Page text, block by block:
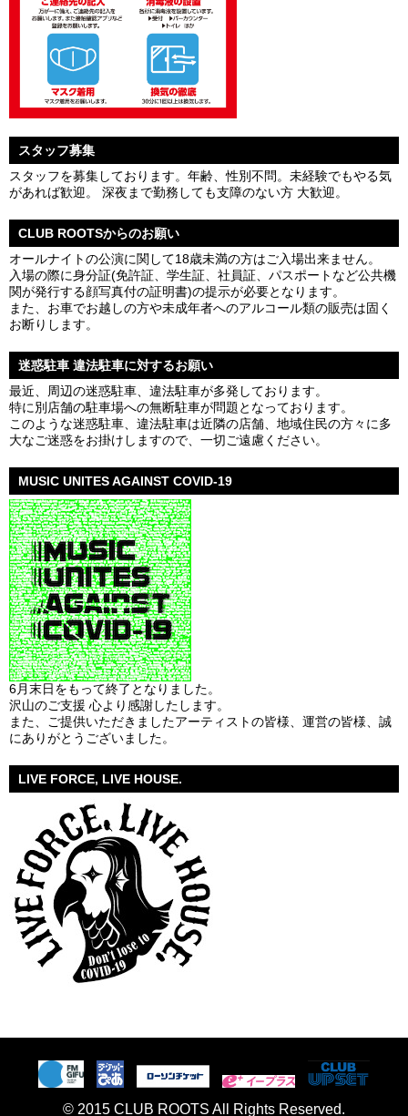
スタッフ募集
スタッフを募集しております。年齢、性別不問。未経験でもやる気
があれば歓迎。 深夜まで勤務しても支障のない方 大歓迎。
CLUB ROOTSからのお願い
オールナイトの公演に関して18歳未満の方はご入場出来ません。
入場の際に身分証(免許証、学生証、社員証、パスポートなど公共機
関が発行する顔写真付の証明書)の提示が必要となります。
また、お車でお越しの方や未成年者へのアルコール類の販売は固く
お断りします。
迷惑駐車 違法駐車に対するお願い
最近、周辺の迷惑駐車、違法駐車が多発しております。
特に別店舗の駐車場への無断駐車が問題となっております。
このような迷惑駐車、違法駐車は近隣の店舗、地域住民の方々に多
大なご迷惑をお掛けしますので、一切ご遠慮ください。
MUSIC UNITES AGAINST COVID-19
6月末日をもって終了となりました。
沢山のご支援 心より感謝したします。
また、ご提供いただきましたアーティストの皆様、運営の皆様、誠
にありがとうございました。
LIVE FORCE, LIVE HOUSE.
© 2015 CLUB ROOTS All Rights Reserved.